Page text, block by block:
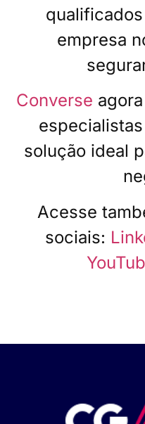
empresa
Converse
solução ideal
Acesse
sociais: